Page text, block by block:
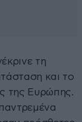
τη
και το
της Ευρώπης.